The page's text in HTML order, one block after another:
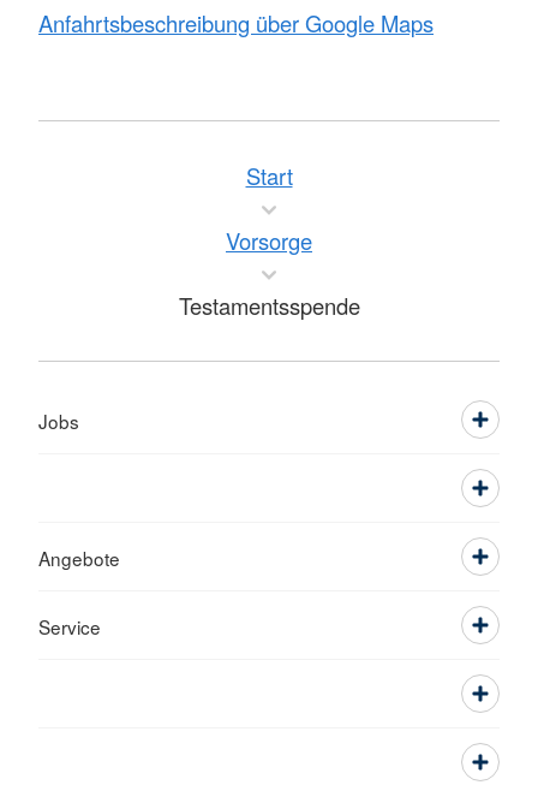
Anfahrtsbeschreibung über Google Maps
Start
Vorsorge
Testamentsspende
Jobs
Angebote
Service